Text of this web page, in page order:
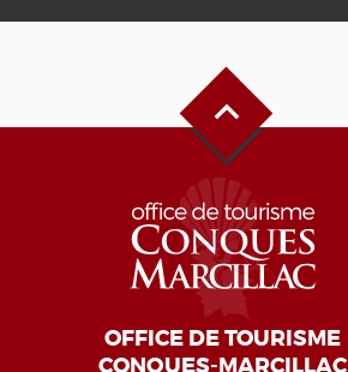
OFFICE DE TOURISME
CONQUES-MARCILLAC